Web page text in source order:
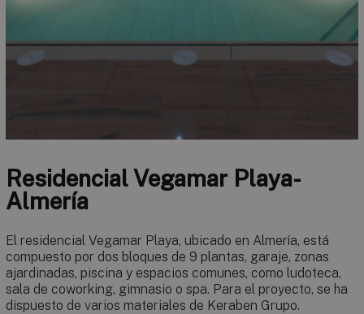
Residencial Vegamar Playa-
Almería
El residencial Vegamar Playa, ubicado en Almería, está
compuesto por dos bloques de 9 plantas, garaje, zonas
ajardinadas, piscina y espacios comunes, como ludoteca,
sala de coworking, gimnasio o spa. Para el proyecto, se ha
dispuesto de varios materiales de Keraben Grupo.